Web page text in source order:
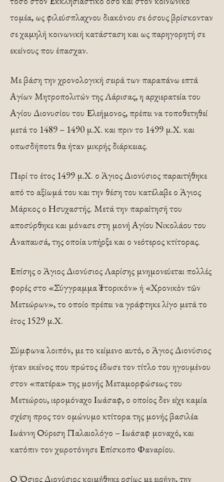
τομέα, ως φιλεύσπλαχνου διακόνου σε όσους βρίσκονταν
σε χαμηλή κοινωνική κατάσταση και ως παρηγορητή σε
εκείνους που έπασχαν.
Με βάση την χρονολογική σειρά των παραπάνω επτά
Αγίων Μητροπολιτών της Λάρισας, η αρχιερατεία του
Αγίου Διονυσίου του Ελεήμονος, πρέπει να τοποθετηθεί
μετά το 1489 – 1490 μ.Χ. και πριν το 1499 μ.Χ. και
οπωσδήποτε θα ήταν μικρής διάρκειας.
Περί το έτος 1499 μ.Χ. ο Άγιος Διονύσιος παραιτήθηκε
από το αξίωμά του και την θέση του κατέλαβε ο Άγιος
Μάρκος ο Ησυχαστής. Μετά την παραίτησή του
αποσύρθηκε και μόνασε στη μονή Αγίου Νικολάου του
Αναπαυσά, της οποία υπήρξε και ο νεότερος κτίτορας.
Επίσης ο Άγιος Διονύσιος Λαρίσης μνημονεύεται πολλές
φορές στο «Σύγγραμμα Ἱστορικόν» ή «Χρονικὸν τῶν
Μετεώρων», το οποίο πρέπει να γράφτηκε λίγο μετά το
έτος 1529 μ.Χ.
Σύμφωνα λοιπόν, με το κείμενο αυτό, ο Άγιος Διονύσιος
ήταν εκείνος που πρώτος έδωσε τον τίτλο του ηγουμένου
στον «πατέρα» της μονής Μεταμορφώσεως του
Μετεώρου, ιερομόναχο Ιωάσαφ, ο οποίος δεν είχε καμία
σχέση προς τον ομώνυμο κτίτορα της μονής βασιλέα
Ιωάννη Ούρεση Παλαιολόγο – Ιωάσαφ μοναχό, και
κατόπιν τον χειροτόνησε Επίσκοπο Φαναρίου.
Ο Όσιος Διονύσιος κοιμήθηκε οσίως με ειρήνη, την